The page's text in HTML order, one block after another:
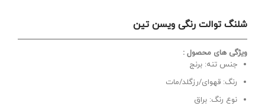
شلنگ توالت رنگی ویسن تین
ویژگی های محصول :
جنس تنه: برنج
رنگ: قهوای/رزگلد/مات
نوع رنگ: براق